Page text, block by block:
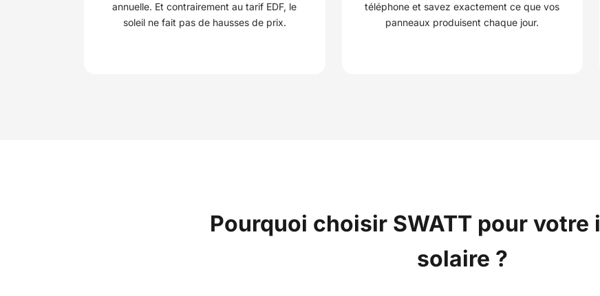
annuelle. Et contrairement au tarif EDF, le
soleil ne fait pas de hausses de prix.
téléphone et savez exactement ce que vos
panneaux produisent chaque jour.
Pourquoi choisir SWATT pour
solaire ?